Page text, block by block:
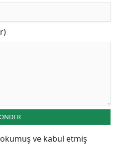
okumuş ve kabul etmiş